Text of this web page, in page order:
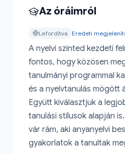
Az óráimról
Lefordítva Eredeti
A nyelvi szinted kezdeti
fontos, hogy közösen
tanulmányi programmal
és a nyelvtanulás mögött
Együtt kiválasztjuk a
tanulási stílusok alapján
vár rám, aki anyanyelvi
gyakorlatok a tanultak